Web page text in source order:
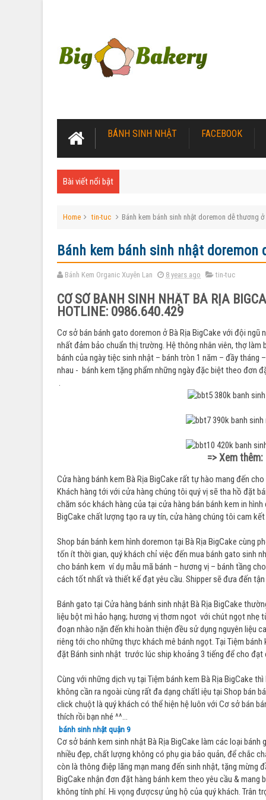
BÁNH SINH NHẬT FACEBOOK
Bài viết nổi bật
Home tin-tuc Bánh kem bánh sinh nhật doremon dễ thương ở
Bánh kem bánh sinh nhật doremon
Bánh Kem Organic Xuyên Lan 8 years ago tin-tuc
CƠ SỞ BÁNH SINH NHẬT BÀ RỊA
HOTLINE: 0986.640.429
Cơ sở bán bánh gato doremon ở Bà Rịa BigCake với đội
nhất đảm bảo chuẩn thị trường. Hệ thông nhân viên, thợ
bánh của ngày tiệc sinh nhật – bánh tròn 1 năm – đầy tháng
nhau - bánh kem tặng phẩm những ngày đặc biệt theo đơn
.
=> Xem thêm:
Cửa hàng bánh kem Bà Rịa BigCake rất tự hào mang đến
Khách hàng tới với cửa hàng chúng tôi quý vị sẽ tha hồ đặt
chăm sóc khách hàng của tại cửa hàng bán bánh kem in
BigCake chất lượng tạo ra uy tín, cửa hàng chúng tôi cam
Shop bán bánh kem hình doremon tại Bà Rịa BigCake cùng
tốn ít thời gian, quý khách chỉ việc đến mua bánh gato sinh
cho bánh kem ví dụ mẫu mã bánh – hương vị – bánh tầng
cách tốt nhất và thiết kế đạt yêu cầu. Shipper sẽ đưa đến
Bánh gato tại Cửa hàng bánh sinh nhật Bà Rịa BigCake
liệu bột mì hảo hạng; hương vị thơm ngot với chút ngọt nhẹ
đoạn nhào nặn đến khi hoàn thiện đều sử dụng nguyên liệu
riêng tới cho những thực khách mê bánh ngọt. Tại Tiệm
đặt Bánh sinh nhật trước lúc ship khoảng 3 tiếng để cho đạt
Cùng với những dịch vụ tại Tiệm bánh kem Bà Rịa BigCake
không cần ra ngoài cùng rất đa dạng chấtl iệu tại Shop bán
click chuột là quý khách có thể hiện hệ luôn với Cơ sở bán
thích rồi bạn nhé ^^…
bánh sinh nhật quận 9
Cơ sở bánh kem sinh nhật Bà Rịa BigCake làm các loại
nhiều đẹp, chất lượng không có phụ gia bảo quản, để chắc
còn là thông điệp lãng mạn mang đến sinh nhật, tặng mừng
BigCake nhận đơn đặt hàng bánh kem theo yêu cầu &
không tính phí. Hi vọng đượcsự ủng hộ của quý khách. Trân